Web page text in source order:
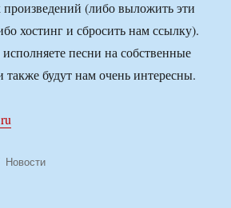
(либо выложить эти
хостинг и сбросить нам ссылку).
песни на собственные
также будут нам очень интересны.
Рубрики
Новости